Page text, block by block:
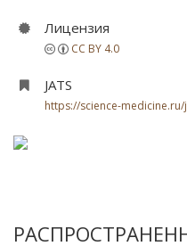
Лицензия
CC BY 4.0
JATS
https://science-medicine.ru/